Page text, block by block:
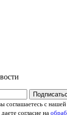
соглашаетесь с нашей
даете согласие на